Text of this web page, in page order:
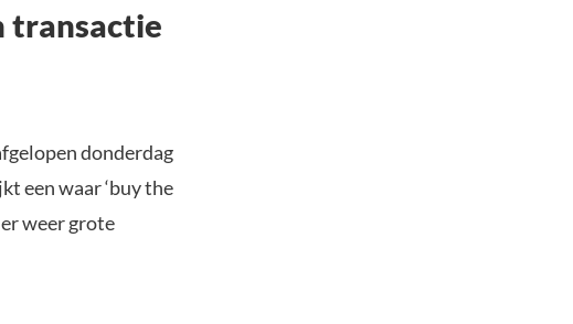
transactie
donderdag
een waar ‘buy the
weer grote